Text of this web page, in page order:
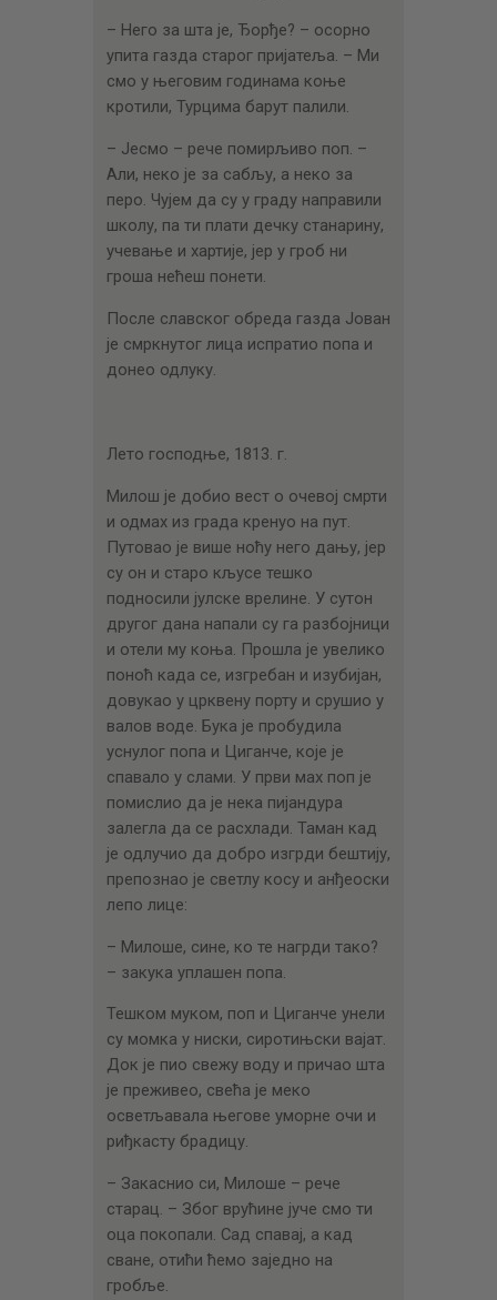
– Него за шта је, Ђорђе? – осорно
упита газда старог пријатеља. – Ми
смо у његовим годинама коње
кротили, Турцима барут палили.
– Јесмо – рече помирљиво поп. –
Али, неко је за сабљу, а неко за
перо. Чујем да су у граду направили
школу, па ти плати дечку станарину,
учевање и хартије, јер у гроб ни
гроша нећеш понети.
После славског обреда газда Јован
је смркнутог лица испратио попа и
донео одлуку.
Лето господње, 1813. г.
Милош је добио вест о очевој смрти
и одмах из града кренуо на пут.
Путовао је више ноћу него дању, јер
су он и старо кљусе тешко
подносили јулске врелине. У сутон
другог дана напали су га разбојници
и отели му коња. Прошла је увелико
поноћ када се, изгребан и изубијан,
довукао у црквену порту и срушио у
валов воде. Бука је пробудила
уснулог попа и Циганче, које је
спавало у слами. У први мах поп је
помислио да је нека пијандура
залегла да се расхлади. Таман кад
је одлучио да добро изгрди бештију,
препознао је светлу косу и анђеоски
лепо лице:
– Милоше, сине, ко те нагрди тако?
– закука уплашен попа.
Тешком муком, поп и Циганче унели
су момка у ниски, сиротињски вајат.
Док је пио свежу воду и причао шта
је преживео, свећа је меко
осветљавала његове уморне очи и
риђкасту брадицу.
– Закаснио си, Милоше – рече
старац. – Због врућине јуче смо ти
оца покопали. Сад спавај, а кад
сване, отићи ћемо заједно на
гробље.